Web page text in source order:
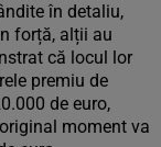
în detaliu,
forță, alții au
că locul lor
premiu de
de euro,
moment va